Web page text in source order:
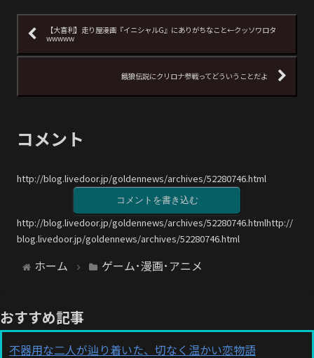
【大喜利】走り屋漫画『イニシャルG』にありがちなこと←クッソワロタ
wwwww
餓狼伝説にクリロナ参戦ってどういうことだよ
コメント
http://blog.livedoor.jp/goldennews/archives/52280746.html
コメントを書き込む
http://blog.livedoor.jp/goldennews/archives/52280746.htmlhttp://
blog.livedoor.jp/goldennews/archives/52280746.html
ホーム ゲーム･漫画･アニメ
おすすめ記事
不器用な二人が辿り着いた、切なく温かい恋物語